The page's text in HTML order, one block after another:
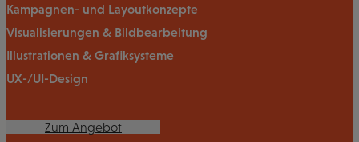
Kampagnen- und Layoutkonzepte
Visualisierungen & Bildbearbeitung
Illustrationen & Grafiksysteme
UX-/UI-Design
Zum Angebot